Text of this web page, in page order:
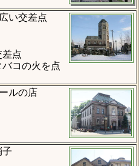
い交差点
点
コの火を点
ルの店